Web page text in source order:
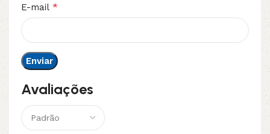
Avaliações
E-mail *